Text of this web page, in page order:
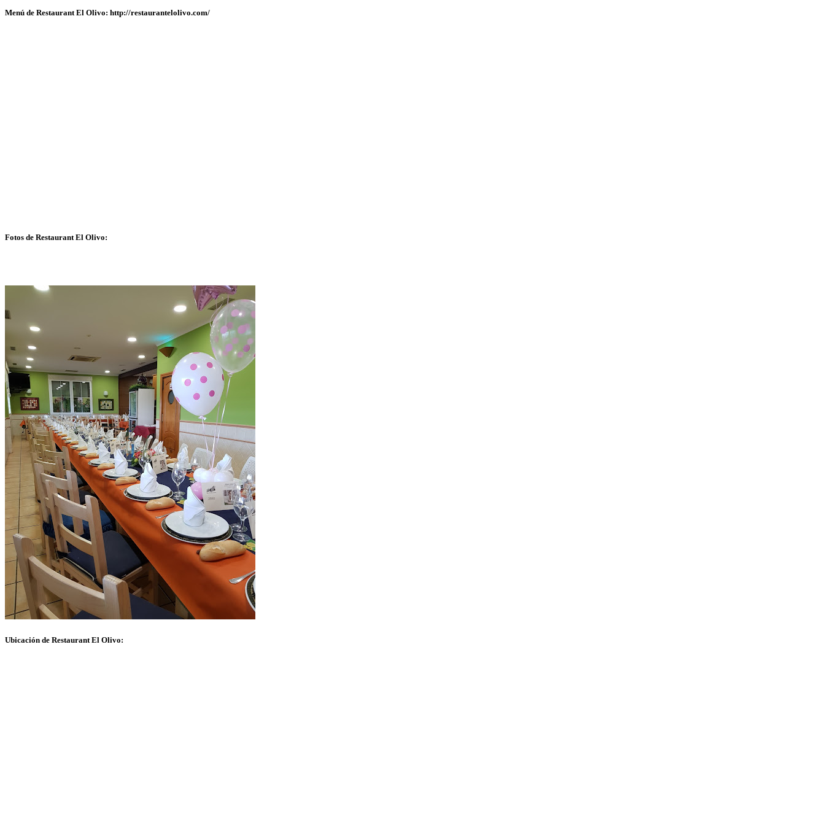
Menú de Restaurant El Olivo: http://restaurantelolivo.com/
Fotos de Restaurant El Olivo:
Ubicación de Restaurant El Olivo: